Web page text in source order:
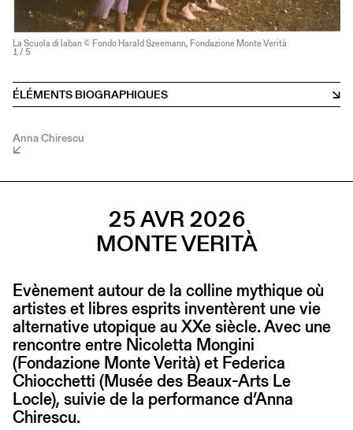
La Scuola di laban © Fondo Harald Szeemann, Fondazione Monte Verità
1 / 5
ÉLÉMENTS BIOGRAPHIQUES
Anna Chirescu
25 AVR 2026
MONTE VERITÀ
Evènement autour de la colline mythique où
artistes et libres esprits inventèrent une vie
alternative utopique au XXe siècle. Avec une
rencontre entre Nicoletta Mongini
(Fondazione Monte Verità) et Federica
Chiocchetti (Musée des Beaux-Arts Le
Locle), suivie de la performance d’Anna
Chirescu.